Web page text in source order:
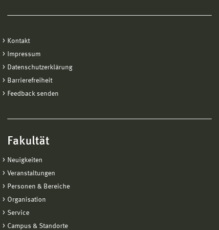
Kontakt
Impressum
Datenschutzerklärung
Barrierefreiheit
Feedback senden
Fakultät
Neuigkeiten
Veranstaltungen
Personen & Bereiche
Organisation
Service
Campus & Standorte